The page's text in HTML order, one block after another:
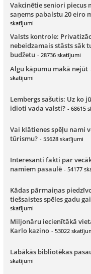
Vakcinētie seniori piecus
saņems pabalstu 20 eiro
skatījumi
Valsts kontrole:
nebeidzamais stāsts sāk
budžetu - 28736 skatījumi
Algu kāpumu makā nejūt
skatījumi
Lembergs sašutis: Uz ko
idioti vada valsti? - 68615
Vai klātienes spēļu nami
tūrismu? - 55628 skatījumi
Interesanti fakti par
namiem pasaulē - 54177
Kādas pārmaiņas
tiešsaistes spēles gadu
skatījumi
Miljonāru iecienītākā
Karlo kazino - 53022
Labākās bibliotēkas
skatījumi